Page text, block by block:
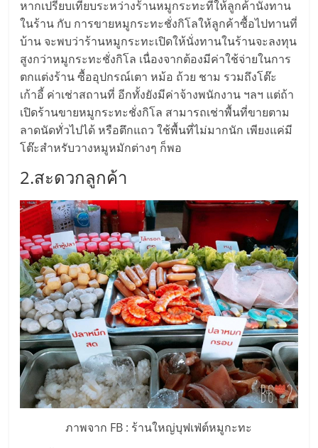
รวม
แฟ
รน
ไชส์
ขาย
แฟ
รน
ไชส์
แฟ
รน
ไชส์
หากเปรียบเทียบระหว่างร้านหมูกระทะที่ให้ลูกค้านั่งทาน
ในร้าน กับ การขายหมูกระทะชั่งกิโลให้ลูกค้าซื้อไปทานที่
บ้าน จะพบว่าร้านหมูกระทะเปิดให้นั่งทานในร้านจะลงทุน
สูงกว่าหมูกระทะชั่งกิโล เนื่องจากต้องมีค่าใช้จ่ายในการ
ตกแต่งร้าน ซื้ออุปกรณ์เตา หม้อ ถ้วย ชาม รวมถึงโต๊ะ
เก้าอี้ ค่าเช่าสถานที่ อีกทั้งยังมีค่าจ้างพนักงาน ฯลฯ แต่ถ้า
เปิดร้านขายหมูกระทะชั่งกิโล สามารถเช่าพื้นที่ขายตาม
ลาดนัดทั่วไปได้ หรือตึกแถว ใช้พื้นที่ไม่มากนัก เพียงแค่มี
โต๊ะสำหรับวางหมูหมักต่างๆ ก็พอ
2.สะดวกลูกค้า
ภาพจาก FB : ร้านใหญ่บุฟเฟ่ต์หมูกะทะ